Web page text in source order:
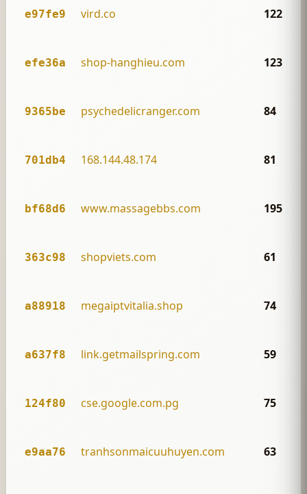
e97fe9 vird.co 122
efe36a shop-hanghieu.com 123
9365be psychedelicranger.com 84
701db4 168.144.48.174 81
bf68d6 www.massagebbs.com 195
363c98 shopviets.com 61
a88918 megaiptvitalia.shop 74
a637f8 link.getmailspring.com 59
124f80 cse.google.com.pg 75
e9aa76 tranhsonmaicuuhuyen.com 63